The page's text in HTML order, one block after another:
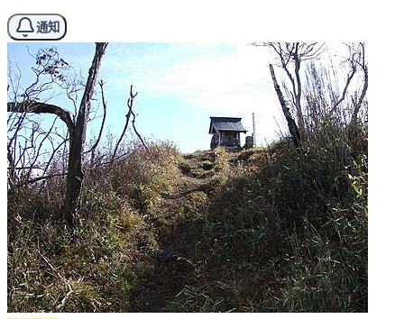
通知